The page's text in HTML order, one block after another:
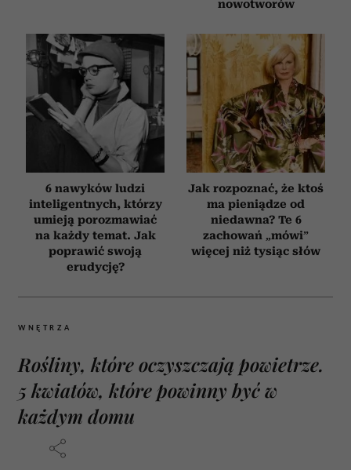
nowotworów
6 nawyków ludzi
inteligentnych, którzy
umieją porozmawiać
na każdy temat. Jak
poprawić swoją
erudycję?
Jak rozpoznać, że ktoś
ma pieniądze od
niedawna? Te 6
zachowań „mówi”
więcej niż tysiąc słów
WNĘTRZA
Rośliny, które oczyszczają powietrze.
5 kwiatów, które powinny być w
każdym domu